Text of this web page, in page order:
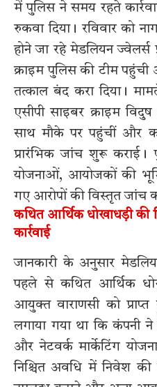
में पुलिस ने समय रहते
रुकवा दिया। रविवार को
होने जा रहे मेडलियन ज्वेलर्स
क्राइम पुलिस की टीम
तत्काल बंद करा दिया।
एसीपी साइबर क्राइम
साथ मौके पर पहुंचीं और
प्रारंभिक जांच शुरू
योजनाओं, आयोजकों की
गए आरोपों की विस्तृत जांच
कथित आर्थिक धोखाधड़ी की
कार्रवाई
जानकारी के अनुसार
पहले से कथित आर्थिक
आयुक्त वाराणसी को
लगाया गया था कि कंपनी
और नेटवर्क मार्केटिंग
निश्चित अवधि में निवेश की